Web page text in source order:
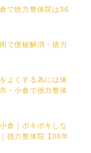
で徳力整体院は36
で便秘解消・徳力
よくする為には体
・小倉で徳力整体
倉｜ボキボキしな
徳力整体院【36年